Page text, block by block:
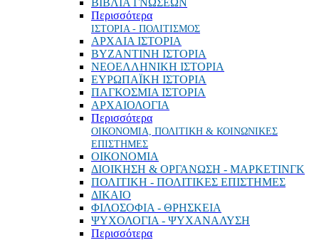
ΒΙΒΛΙΑ ΓΝΩΣΕΩΝ
Περισσότερα
ΙΣΤΟΡΙΑ - ΠΟΛΙΤΙΣΜΟΣ
ΑΡΧΑΙΑ ΙΣΤΟΡΙΑ
ΒΥΖΑΝΤΙΝΗ ΙΣΤΟΡΙΑ
ΝΕΟΕΛΛΗΝΙΚΗ ΙΣΤΟΡΙΑ
ΕΥΡΩΠΑΪΚΗ ΙΣΤΟΡΙΑ
ΠΑΓΚΟΣΜΙΑ ΙΣΤΟΡΙΑ
ΑΡΧΑΙΟΛΟΓΙΑ
Περισσότερα
ΟΙΚΟΝΟΜΙΑ, ΠΟΛΙΤΙΚΗ & ΚΟΙΝΩΝΙΚΕΣ
ΕΠΙΣΤΗΜΕΣ
ΟΙΚΟΝΟΜΙΑ
ΔΙΟΙΚΗΣΗ & ΟΡΓΑΝΩΣΗ - ΜΑΡΚΕΤΙΝΓΚ
ΠΟΛΙΤΙΚΗ - ΠΟΛΙΤΙΚΕΣ ΕΠΙΣΤΗΜΕΣ
ΔΙΚΑΙΟ
ΦΙΛΟΣΟΦΙΑ - ΘΡΗΣΚΕΙΑ
ΨΥΧΟΛΟΓΙΑ - ΨΥΧΑΝΑΛΥΣΗ
Περισσότερα